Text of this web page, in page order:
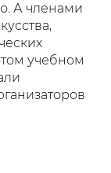
А членами
учебном